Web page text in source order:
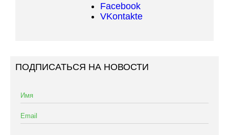
Facebook
VKontakte
ПОДПИСАТЬСЯ НА НОВОСТИ